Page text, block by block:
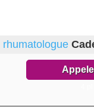
rhumatologue